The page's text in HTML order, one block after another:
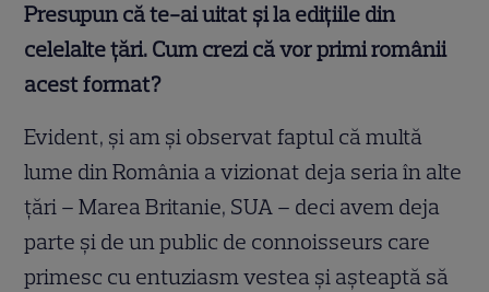
Presupun că te-ai uitat și la edițiile din
celelalte țări. Cum crezi că vor primi românii
acest format?
Evident, și am și observat faptul că multă
lume din România a vizionat deja seria în alte
țări – Marea Britanie, SUA – deci avem deja
parte și de un public de connoisseurs care
primesc cu entuziasm vestea și așteaptă să